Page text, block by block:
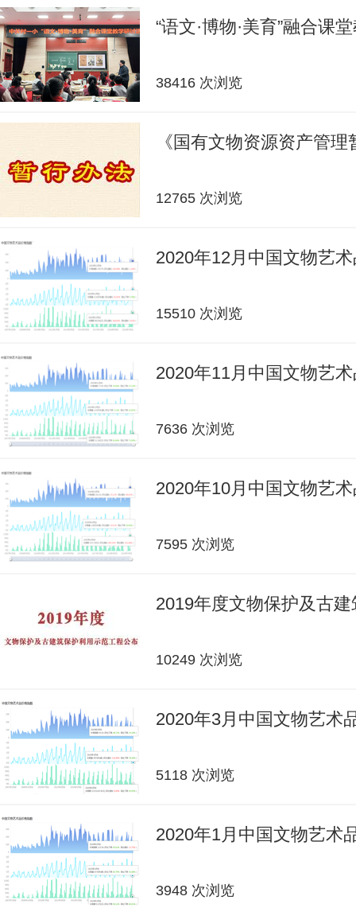
“语文·博物·美育”融合课
38416 次浏览
《国有文物资源资产管
12765 次浏览
2020年12月中国文物艺
15510 次浏览
2020年11月中国文物艺
7636 次浏览
2020年10月中国文物艺
7595 次浏览
2019年度文物保护及古
10249 次浏览
2020年3月中国文物艺术
5118 次浏览
2020年1月中国文物艺术
3948 次浏览